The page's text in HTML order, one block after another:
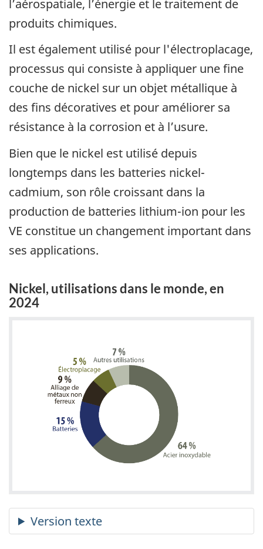
l’aérospatiale, l’énergie et le traitement de
produits chimiques.
Il est également utilisé pour l'électroplacage,
processus qui consiste à appliquer une fine
couche de nickel sur un objet métallique à
des fins décoratives et pour améliorer sa
résistance à la corrosion et à l’usure.
Bien que le nickel est utilisé depuis
longtemps dans les batteries nickel-
cadmium, son rôle croissant dans la
production de batteries lithium-ion pour les
VE constitue un changement important dans
ses applications.
Nickel, utilisations dans le monde, en
2024